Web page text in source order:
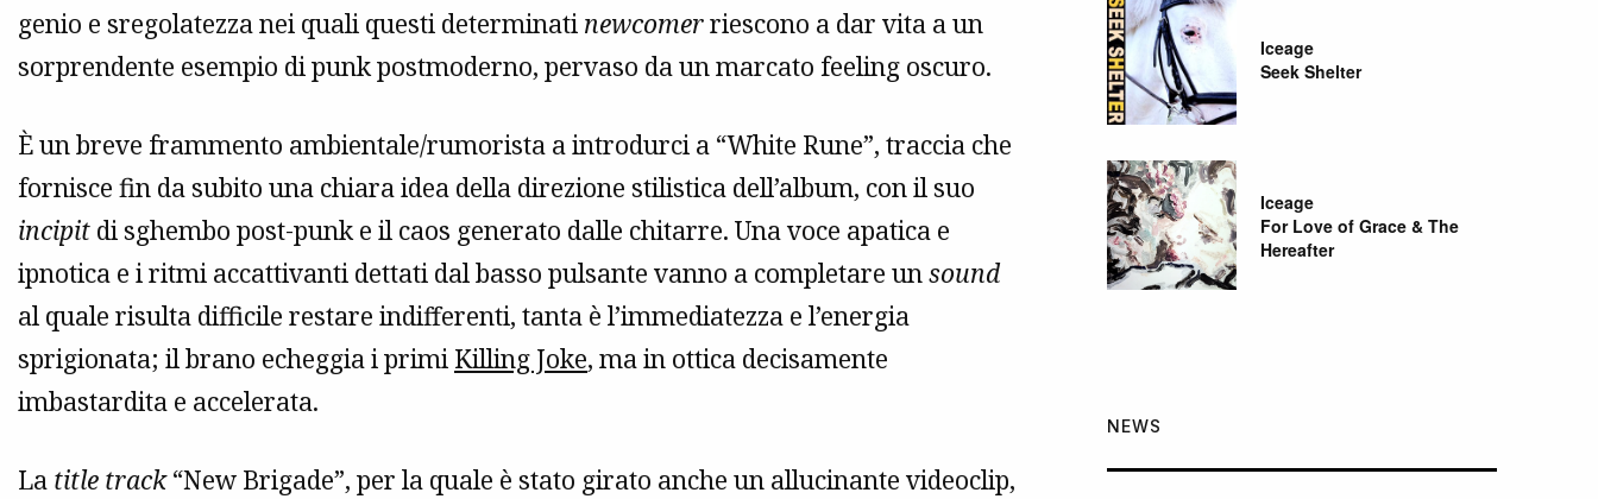
genio e sregolatezza nei quali questi determinati newcomerriescono a dar vita a un
sorprendente esempio di punk postmoderno, pervaso da un marcato feeling oscuro.
È un breve frammento ambientale/rumorista a introdurci a “White Rune”, traccia che
fornisce fin da subito una chiara idea della direzione stilistica dell’album, con il suo
incipit di sghembo post-punk e il caos generato dalle chitarre. Una voce apatica e
ipnotica e i ritmi accattivanti dettati dal basso pulsante vanno a completare unsound
al quale risulta difficile restare indifferenti, tanta è l’immediatezza e l’energia
sprigionata; il brano echeggia i primi Killing Joke, ma in ottica decisamente
imbastardita e accelerata.
La title track“New Brigade”, per la quale è stato girato anche un allucinante videoclip,
Iceage
Seek Shelter
Iceage
For Love of Grace & The
Hereafter
NEWS